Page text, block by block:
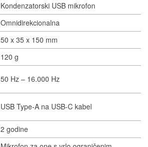
Kondenzatorski USB mikrofon
Omnidirekcionalna
50 x 35 x 150 mm
120 g
50 Hz – 16.000 Hz
USB Type-A na USB-C kabel
2 godine